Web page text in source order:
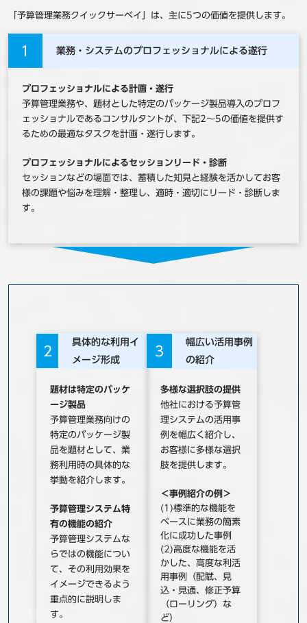
「予算管理業務クイックサーベイ」は、主に5つの価値を提供します。
1 業務・システムのプロフェッショナルによる遂行
プロフェッショナルによる計画・遂行
予算管理業務や、題材とした特定のパッケージ製品導入のプロフ
ェッショナルであるコンサルタントが、下記2～5の価値を提供す
るための最適なタスクを計画・遂行します。
プロフェッショナルによるセッションリード・診断
セッションなどの場面では、蓄積した知見と経験を活かしてお客
様の課題や悩みを理解・整理し、適時・適切にリード・診断しま
す。
2
具体的な利用イ
メージ形成
題材は特定のパッケ
ージ製品
予算管理業務向けの
特定のパッケージ製
品を題材として、業
務利用時の具体的な
挙動を紹介します。
予算管理システム特
有の機能の紹介
予算管理システムな
らではの機能につい
て、その利用効果を
イメージできるよう
重点的に説明しま
す。
3
幅広い活用事例
の紹介
多様な選択肢の提供
他社における予算管
理システムの活用事
例を幅広く紹介し、
お客様に多様な選択
肢を提供します。
＜事例紹介の例＞
(1)標準的な機能を
ベースに業務の簡素
化に成功した事例
(2)高度な機能を活
かした、高度な利活
用事例（配賦、見
込・見通、修正予算
（ローリング）な
ど）